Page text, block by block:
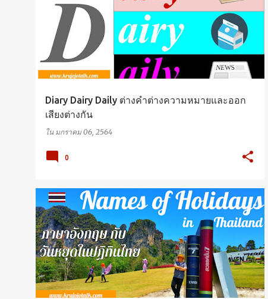
Diary Dairy Daily ต่างคำต่างความหมายและออก
เสียงต่างกัน
ใน มกราคม 06, 2564
0
ENGLISH VOCABULARY